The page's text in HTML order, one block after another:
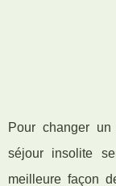
Pour changer
séjour insolite
meilleure façon